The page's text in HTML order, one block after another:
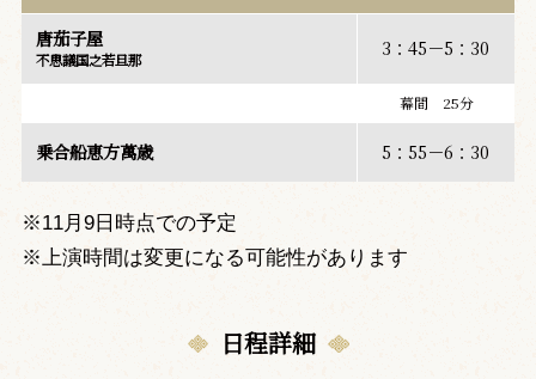
唐茄子屋
不思議国之若旦那 3：45－5：30
幕間 25分
乗合船恵方萬歳 5：55－6：30
※11月9日時点での予定
※上演時間は変更になる可能性があります
日程詳細